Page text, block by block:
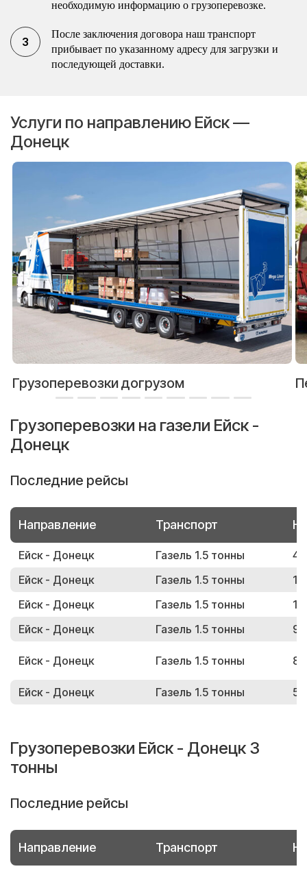
необходимую информацию о грузоперевозке.
После заключения договора наш транспорт
прибывает по указанному адресу для загрузки и
последующей доставки.
Услуги по направлению Ейск —
Донецк
Грузоперевозки догрузом
Грузоперевозки на газели Ейск -
Донецк
Последние рейсы
Направление Транспорт
Ейск - Донецк Газель 1.5 тонны
Ейск - Донецк
Газель 1.5 тонны
Ейск - Донецк
Газель 1.5 тонны
Ейск - Донецк
Газель 1.5 тонны
Ейск - Донецк Газель 1.5 тонны
Ейск - Донецк Газель 1.5 тонны
Грузоперевозки Ейск - Донецк 3
тонны
Последние рейсы
Направление Транспорт